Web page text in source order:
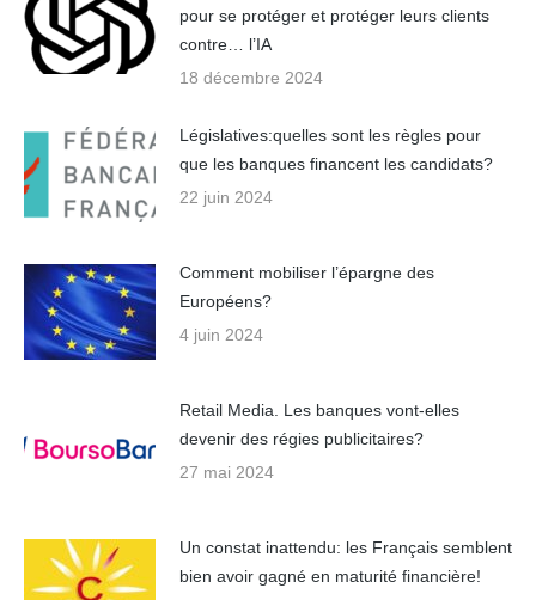
pour se protéger et protéger leurs clients
contre… l’IA
18 décembre 2024
Législatives:quelles sont les règles pour
que les banques financent les candidats?
22 juin 2024
Comment mobiliser l’épargne des
Européens?
4 juin 2024
Retail Media. Les banques vont-elles
devenir des régies publicitaires?
27 mai 2024
Un constat inattendu: les Français semblent
bien avoir gagné en maturité financière!